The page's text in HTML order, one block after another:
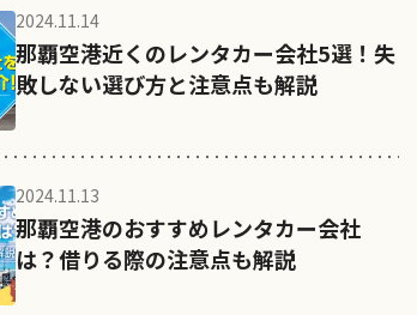
2024.11.14
那覇空港近くのレンタカー会社5選！失
敗しない選び方と注意点も解説
2024.11.13
那覇空港のおすすめレンタカー会社
は？借りる際の注意点も解説